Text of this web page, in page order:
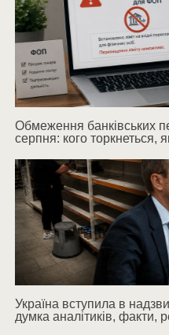
Обмеження банківських
серпня: кого торкнеться,
Україна вступила в
думка аналітиків, факти,